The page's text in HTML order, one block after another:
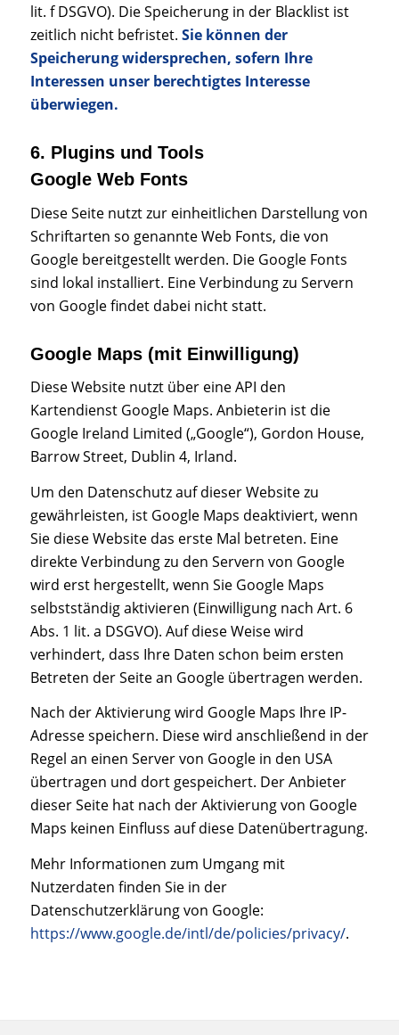
lit. f DSGVO). Die Speicherung in der Blacklist ist
zeitlich nicht befristet. Sie können der
Speicherung widersprechen, sofern Ihre
Interessen unser berechtigtes Interesse
überwiegen.
6. Plugins und Tools
Google Web Fonts
Diese Seite nutzt zur einheitlichen Darstellung von
Schriftarten so genannte Web Fonts, die von
Google bereitgestellt werden. Die Google Fonts
sind lokal installiert. Eine Verbindung zu Servern
von Google findet dabei nicht statt.
Google Maps (mit Einwilligung)
Diese Website nutzt über eine API den
Kartendienst Google Maps. Anbieterin ist die
Google Ireland Limited („Google“), Gordon House,
Barrow Street, Dublin 4, Irland.
Um den Datenschutz auf dieser Website zu
gewährleisten, ist Google Maps deaktiviert, wenn
Sie diese Website das erste Mal betreten. Eine
direkte Verbindung zu den Servern von Google
wird erst hergestellt, wenn Sie Google Maps
selbstständig aktivieren (Einwilligung nach Art. 6
Abs. 1 lit. a DSGVO). Auf diese Weise wird
verhindert, dass Ihre Daten schon beim ersten
Betreten der Seite an Google übertragen werden.
Nach der Aktivierung wird Google Maps Ihre IP-
Adresse speichern. Diese wird anschließend in der
Regel an einen Server von Google in den USA
übertragen und dort gespeichert. Der Anbieter
dieser Seite hat nach der Aktivierung von Google
Maps keinen Einfluss auf diese Datenübertragung.
Mehr Informationen zum Umgang mit
Nutzerdaten finden Sie in der
Datenschutzerklärung von Google:
https://www.google.de/intl/de/policies/privacy/.